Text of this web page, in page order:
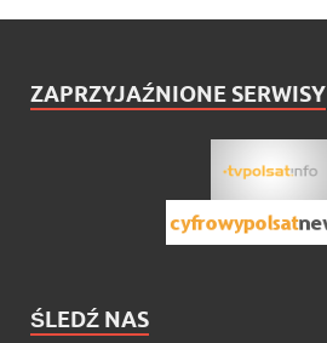
ZAPRZYJAŹNIONE SERWISY
ŚLEDŹ NAS